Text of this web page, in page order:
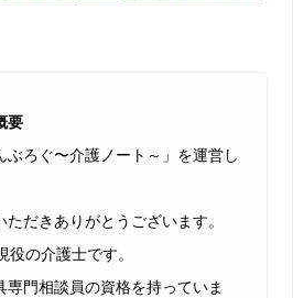
要
ぶろぐ〜介護ノート～」を運営し
だきありがとうございます。
の介護士です。
門相談員の資格を持っていま